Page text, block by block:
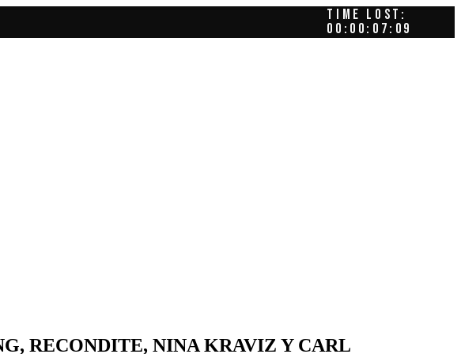
TIME LOST:
00:00:08:02
RECONDITE, NINA KRAVIZ Y CARL